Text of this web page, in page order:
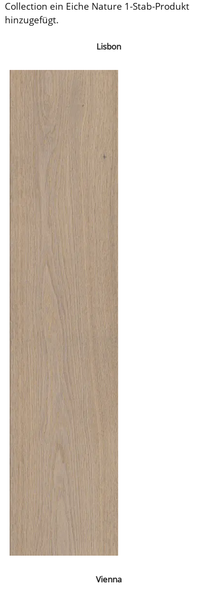
Collection ein Eiche Nature 1-Stab-Produkt
hinzugefügt.
Lisbon
Vienna